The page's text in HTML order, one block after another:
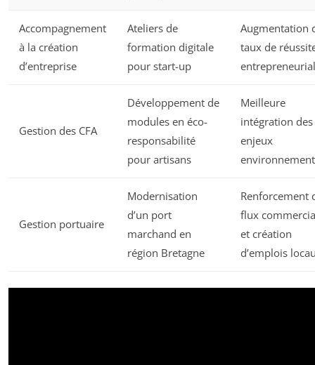
Accompagnement
à la création
d’entreprise
Ateliers de
formation digitale
pour start-up
Augmentation
taux de
Gestion des CFA
Développement de
modules en éco-
responsabilité
pour artisans
Meilleure
intégration des
enjeux
Gestion portuaire
Modernisation
d’un port
marchand en
région Bretagne
Renforcement
flux
et création
d’emplois